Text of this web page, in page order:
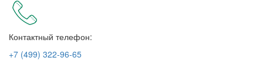
Контактный телефон:
+7 (499) 322-96-65